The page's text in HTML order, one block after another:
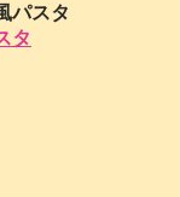
パスタ
タ